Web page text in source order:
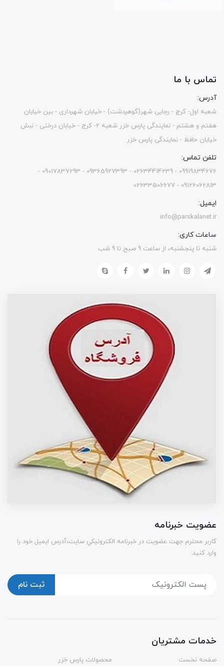
تماس با ما
آدرس:
شعبه اول- کرج - رجایی شهر(گوهردشت) - خیابان شهرداری - بین خیابان
هفتم و هشتم - نمایندگی پارس خزر شعبه 2- کرج - خیابان درختی - نبش
خیابان حافظ - نمایندگی پارس خزر
تلفن تماس:
09919834676 - 02634414239 - 09365927393 - 09017837293 -
09126062813 - 02633506677
ایمیل:
info@parskalanet.ir
ساعات کاری:
شنبه تا پنجشنبه، از ساعت 9 صبح تا 9 شب
عضویت خبرنامه
كاربر محترم جهت عضويت در خبرنامه الكترونيكي سايت،آدرس ایمیل خود را
وارد کنید:
ثبت نام
خدمات مشتریان
صفحه نخست
محصولات پارس خزر